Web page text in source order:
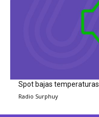
Spot bajas temperaturas
Radio Surphuy